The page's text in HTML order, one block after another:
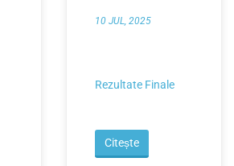
Nationala
10 JUL, 2025
Rezultate Finale
Citește